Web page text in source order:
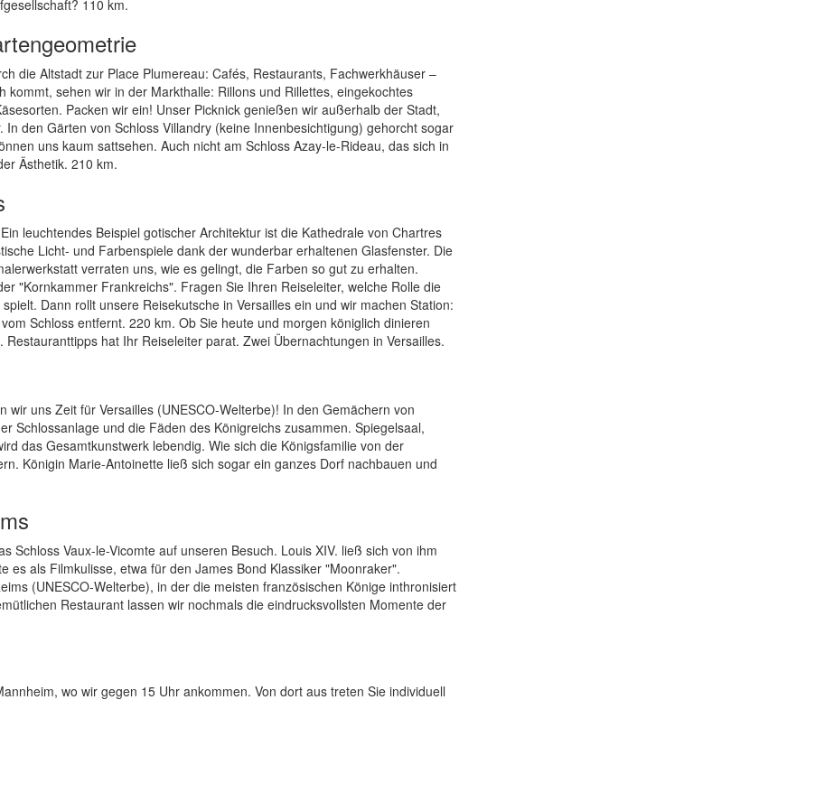
110 km.
die Altstadt zur Place Plumereau: Cafés, Restaurants, Fachwerkhäuser –
sehen wir in der Markthalle: Rillons und Rillettes, eingekochtes
Packen wir ein! Unser Picknick genießen wir außerhalb der Stadt,
den Gärten von Schloss Villandry (keine Innenbesichtigung) gehorcht sogar
uns kaum sattsehen. Auch nicht am Schloss Azay-le-Rideau, das sich in
Ästhetik. 210 km.
leuchtendes Beispiel gotischer Architektur ist die Kathedrale von Chartres
Licht- und Farbenspiele dank der wunderbar erhaltenen Glasfenster. Die
verraten uns, wie es gelingt, die Farben so gut zu erhalten.
"Kornkammer Frankreichs". Fragen Sie Ihren Reiseleiter, welche Rolle die
Dann rollt unsere Reisekutsche in Versailles ein und wir machen Station:
Schloss entfernt. 220 km. Ob Sie heute und morgen königlich dinieren
hat Ihr Reiseleiter parat. Zwei Übernachtungen in Versailles.
wir uns Zeit für Versailles (UNESCO-Welterbe)! In den Gemächern von
Schlossanlage und die Fäden des Königreichs zusammen. Spiegelsaal,
das Gesamtkunstwerk lebendig. Wie sich die Königsfamilie von der
Königin Marie-Antoinette ließ sich sogar ein ganzes Dorf nachbauen und
Schloss Vaux-le-Vicomte auf unseren Besuch. Louis XIV. ließ sich von ihm
es als Filmkulisse, etwa für den James Bond Klassiker "Moonraker".
(UNESCO-Welterbe), in der die meisten französischen Könige inthronisiert
Restaurant lassen wir nochmals die eindrucksvollsten Momente der
wo wir gegen 15 Uhr ankommen. Von dort aus treten Sie individuell